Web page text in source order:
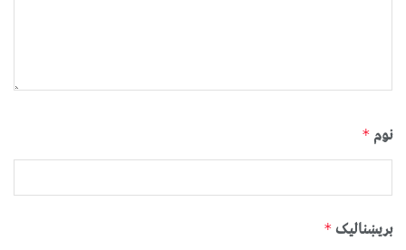
نوم *
بریښنالیک *